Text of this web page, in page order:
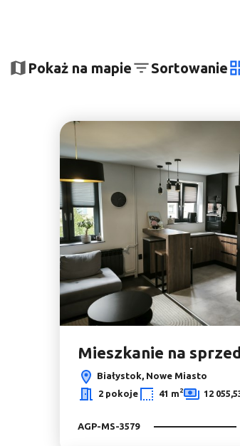
−Pokaż na mapie Sortowanie
Mieszkanie na
Białystok, Nowe Miasto
2 pokoje
41 m2 12
AGP-MS-3579